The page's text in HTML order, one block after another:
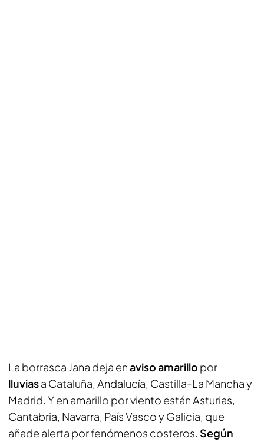
La borrasca Jana deja enaviso amarillo por
lluviasa Cataluña, Andalucía, Castilla-La Mancha y
Madrid. Y en amarillo por viento están Asturias,
Cantabria, Navarra, País Vasco y Galicia, que
añade alerta por fenómenos costeros. Según